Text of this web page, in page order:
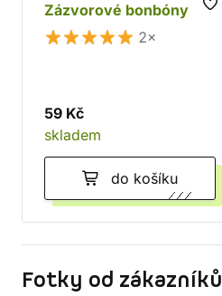
Zázvorové bonbóny
2×
59 Kč
skladem
do košíku
Fotky od zákazníků